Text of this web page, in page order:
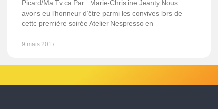
Picard/MatTv.ca Par : Marie-Christine Jeanty Nous
avons eu l’honneur d’être parmi les convives lors de
cette première soirée Atelier Nespresso en
9 mars 2017